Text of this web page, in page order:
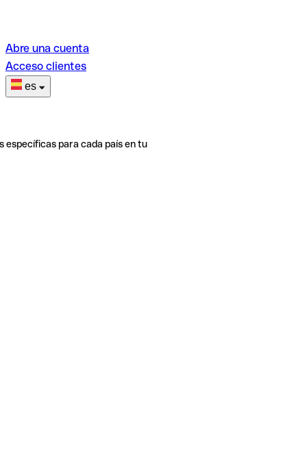
Abre una cuenta
Acceso clientes
es
específicas para cada país en tu